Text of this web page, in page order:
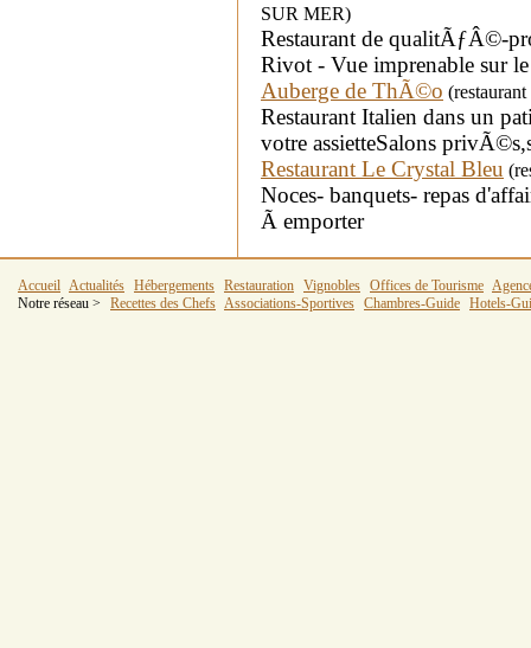
SUR MER)
Restaurant de qualitÃƒÂ©-
Rivot - Vue imprenable sur
Auberge de ThÃ©o
Restaurant Italien dans un
votre assietteSalons
Restaurant Le Crystal Bleu
Noces- banquets- repas
Ã emporter
Accueil Actualités Hébergements Restauration Vignobles Offices de Tourisme
Notre réseau >
Recettes des Chefs Associations-Sportives Chambres-Guide Hotels-